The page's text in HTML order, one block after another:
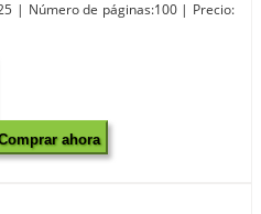
| Número de páginas:100 | Precio:
ahora